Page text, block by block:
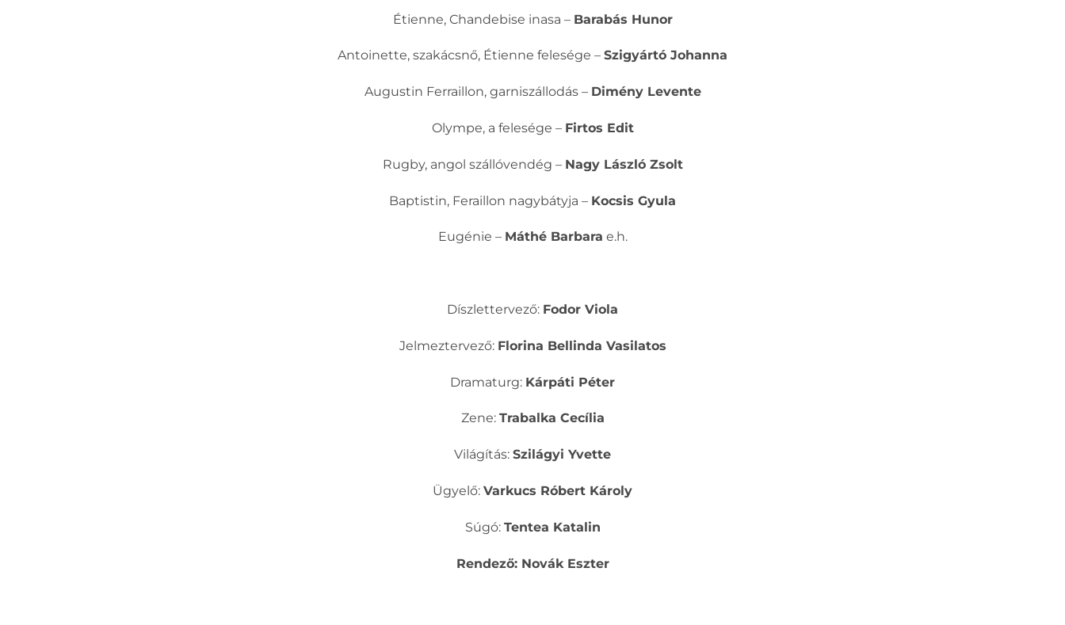
Étienne, Chandebise inasa – Barabás Hunor
Antoinette, szakácsnő, Étienne felesége – Szigyártó Johanna
Augustin Ferraillon, garniszállodás – Dimény Levente
Olympe, a felesége – Firtos Edit
Rugby, angol szállóvendég – Nagy László Zsolt
Baptistin, Feraillon nagybátyja – Kocsis Gyula
Eugénie – Máthé Barbara e.h.
Díszlettervező: Fodor Viola
Jelmeztervező: Florina Bellinda Vasilatos
Dramaturg: Kárpáti Péter
Zene: Trabalka Cecília
Világítás: Szilágyi Yvette
Ügyelő: Varkucs Róbert Károly
Súgó: Tentea Katalin
Rendező: Novák Eszter